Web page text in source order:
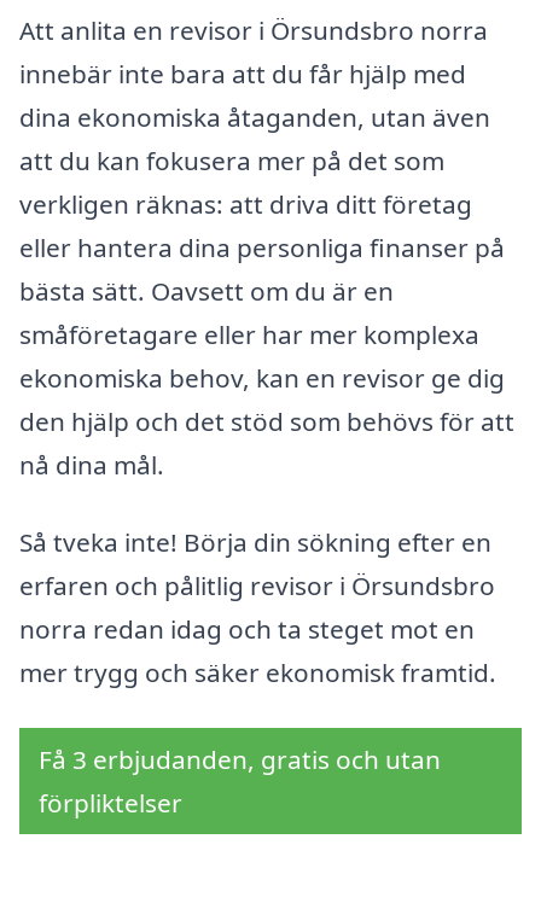
Att anlita en revisor i Örsundsbro norra
innebär inte bara att du får hjälp med
dina ekonomiska åtaganden, utan även
att du kan fokusera mer på det som
verkligen räknas: att driva ditt företag
eller hantera dina personliga finanser på
bästa sätt. Oavsett om du är en
småföretagare eller har mer komplexa
ekonomiska behov, kan en revisor ge dig
den hjälp och det stöd som behövs för att
nå dina mål.
Så tveka inte! Börja din sökning efter en
erfaren och pålitlig revisor i Örsundsbro
norra redan idag och ta steget mot en
mer trygg och säker ekonomisk framtid.
Få 3 erbjudanden, gratis och utan
förpliktelser